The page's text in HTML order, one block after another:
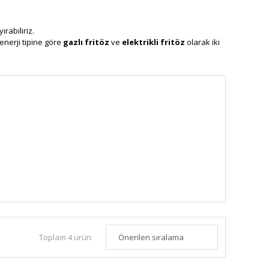
tipine göre gazlı fritöz ve elektrikli fritöz olarak iki
tasarımlar da mevcuttur.
seçeneklerimiz müşterilerimizin ihtiyaçlarına ve alım
ucuz olan ürünün de kalitesinden emin olamadığınızın
Toplam 4 ürün